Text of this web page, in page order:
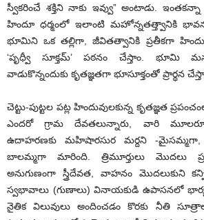
స్వీకరించే శక్తిని నాకు ఇవ్వు” అంటాడు.
హిందూ ధర్మంలో ఇలాంటి మహోన్నతత్త్వానికి
భూమిని ఒక తల్లిగా, జీవితత్వానికి ప్రతీకగా
‘పృధ్వీ సూక్తమ్’ పఠనం చేస్తాం. భూమి
వాడుకొన్నందుకు కృతజ్ఞతగా భూసూక్తంతో ప్రార్థన
చెట్టు-పుట్టల పట్ల హిందువులకున్న కృతజ్ఞత
ఎందరో గ్రామ దేవతలున్నారు, వారి
ఉదాహరణకు మహిషారసుర మర్దని -మైసమ్మగా,
బాలమ్మగా మారింది. త్రిమూర్తులు మొదలు
అనుగుణంగా స్త్రీదేవత, వాహనం మొదలుకుని
స్వభావాలు (గుణాలు) వినాయకుడి ఉపాసనలో
నైతిక విలువులు అందించడం కొరకు నీతి